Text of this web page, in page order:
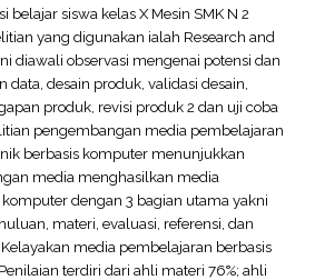
belajar siswa kelas X Mesin SMK N 2
yang digunakan ialah Research and
diawali observasi mengenai potensi dan
desain produk, validasi desain,
produk, revisi produk 2 dan uji coba
pengembangan media pembelajaran
berbasis komputer menunjukkan
media menghasilkan media
dengan 3 bagian utama yakni
materi, evaluasi, referensi, dan
media pembelajaran berbasis
terdiri dari ahli materi 76%; ahli